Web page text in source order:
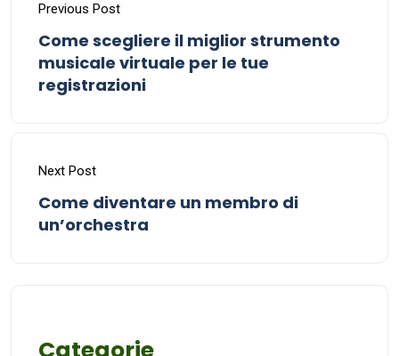
Previous Post
Come scegliere il miglior strumento
musicale virtuale per le tue
registrazioni
Next Post
Come diventare un membro di
un’orchestra